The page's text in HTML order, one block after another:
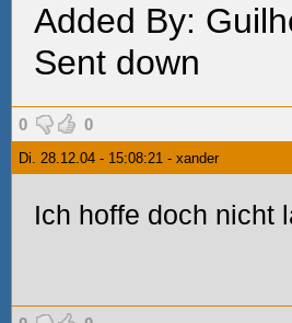
Added By:
Sent down
0 0
Di. 28.12.04 - 15:08:21 - xander
Ich hoffe doch nicht